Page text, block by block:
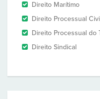
Direito Marítimo
Direito Processual
Direito Processual do
Direito Sindical